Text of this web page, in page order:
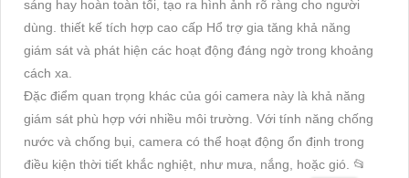
sáng hay hoàn toàn tối, tạo ra hình ảnh rõ ràng cho người
dùng. thiết kế tích hợp cao cấp Hổ trợ gia tăng khả năng
giám sát và phát hiện các hoạt động đáng ngờ trong khoảng
cách xa.
Đặc điểm quan trọng khác của gói camera này là khả năng
giám sát phù hợp với nhiều môi trường. Với tính năng chống
nước và chống bụi, camera có thể hoạt động ổn định trong
điều kiện thời tiết khắc nghiệt, như mưa, nắng, hoặc gió. 📂